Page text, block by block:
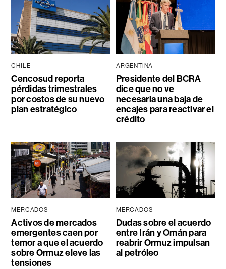
CHILE
Cencosud reporta
pérdidas trimestrales
por costos de su nuevo
plan estratégico
ARGENTINA
Presidente del BCRA
dice que no ve
necesaria una baja de
encajes para reactivar el
crédito
MERCADOS
Activos de mercados
emergentes caen por
temor a que el acuerdo
sobre Ormuz eleve las
tensiones
MERCADOS
Dudas sobre el acuerdo
entre Irán y Omán para
reabrir Ormuz impulsan
al petróleo